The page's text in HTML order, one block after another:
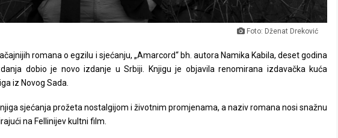
Foto: Dženat Dreković
romana o egzilu i sjećanju, „Amarcord“ bh. autora Namika Kabila, deset godina
dobio je novo izdanje u Srbiji. Knjigu je objavila renomirana izdavačka kuća
iz Novog Sada.
sjećanja prožeta nostalgijom i životnim promjenama, a naziv romana nosi snažnu
na Fellinijev kultni film.